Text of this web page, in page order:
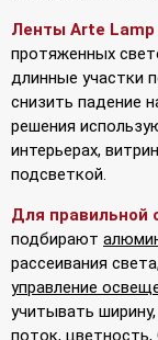
Ленты Arte
протяженных
длинные участки
снизить падение
решения
интерьерах,
подсветкой.
Для правильной
подбирают
рассеивания
управление
учитывать
поток, цветность,